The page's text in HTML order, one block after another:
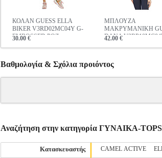
ΚΟΛΑΝ GUESS ELLA
BIKER V3RD02MC04Y G-
EMBOSSED ΡΟΖ
30.00 €
ΜΠΛΟΥΖΑ
ΜΑΚΡΥΜΑΝΙΚΗ
DANA
42.00 €
Βαθμολογία & Σχόλια προιόντος
Αναζήτηση στην κατηγορία ΓΥΝΑΙΚΑ-TOPS
Κατασκευαστής CAMEL ACTIVE